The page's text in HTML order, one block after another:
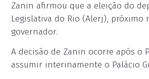
Zanin afirmou que a eleição do
Legislativa do Rio (Alerj), próximo
governador.
A decisão de Zanin ocorre após o
assumir interinamente o Palácio